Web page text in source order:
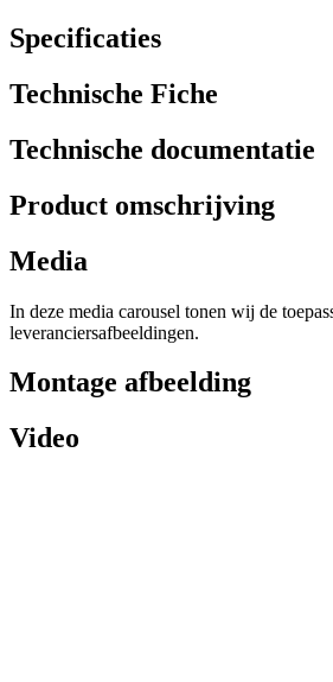
Specificaties
Technische Fiche
Technische documentatie
Product omschrijving
Media
In deze media carousel tonen wij de
leveranciersafbeeldingen.
Montage afbeelding
Video